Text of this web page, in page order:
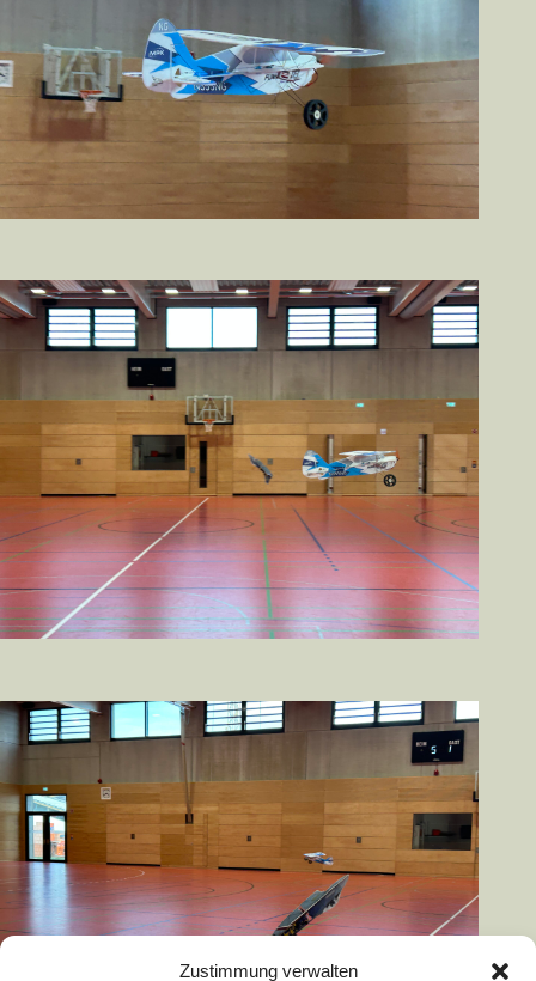
Zustimmung verwalten